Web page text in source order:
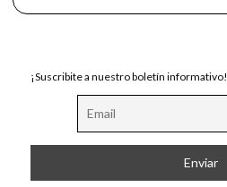
¡Suscribite a nuestro boletín informativo!